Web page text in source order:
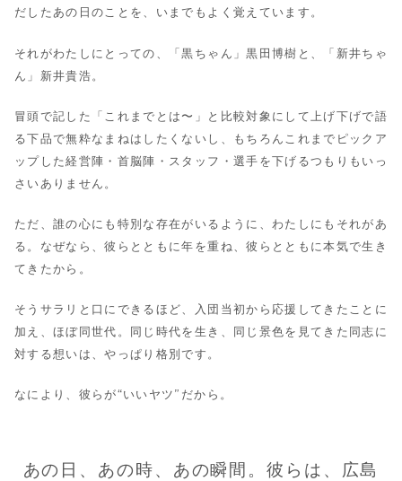
だしたあの日のことを、いまでもよく覚えています。
それがわたしにとっての、「黒ちゃん」黒田博樹と、「新井ちゃ
ん」新井貴浩。
冒頭で記した「これまでとは〜」と比較対象にして上げ下げで語
る下品で無粋なまねはしたくないし、もちろんこれまでピックア
ップした経営陣・首脳陣・スタッフ・選手を下げるつもりもいっ
さいありません。
ただ、誰の心にも特別な存在がいるように、わたしにもそれがあ
る。なぜなら、彼らとともに年を重ね、彼らとともに本気で生き
てきたから。
そうサラリと口にできるほど、入団当初から応援してきたことに
加え、ほぼ同世代。同じ時代を生き、同じ景色を見てきた同志に
対する想いは、やっぱり格別です。
なにより、彼らが“いいヤツ”だから。
あの日、あの時、あの瞬間。彼らは、広島